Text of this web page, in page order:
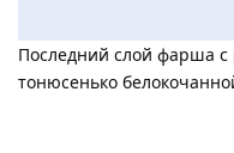
Последний слой фарша
тонюсенько